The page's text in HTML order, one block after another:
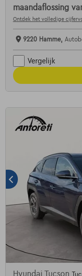
maandaflossing
Ontdek het volledige
9220 Hamme,
Vergelijk
Hyundai Tucson